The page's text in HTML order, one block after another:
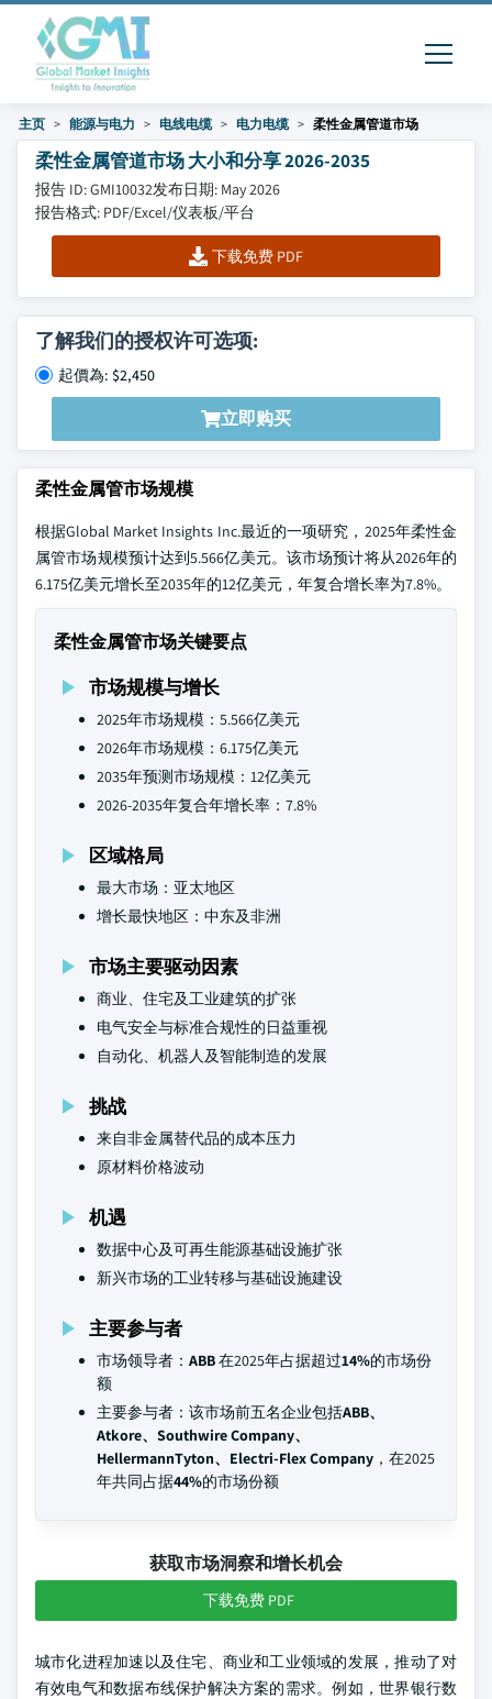
主页 能源与电力 电线电缆 电力电缆 柔性金属管道市场
柔性金属管道市场 大小和分享 2026-2035
报告 ID: GMI10032发布日期: May 2026
报告格式: PDF/Excel/仪表板/平台
下载免费 PDF
了解我们的授权许可选项:
起價為: $2,450
立即购买
柔性金属管市场规模
根据Global Market Insights Inc.最近的一项研究，2025年柔性金
属管市场规模预计达到5.566亿美元。该市场预计将从2026年的
6.175亿美元增长至2035年的12亿美元，年复合增长率为7.8%。
柔性金属管市场关键要点
市场规模与增长
2025年市场规模：5.566亿美元
2026年市场规模：6.175亿美元
2035年预测市场规模：12亿美元
2026-2035年复合年增长率：7.8%
区域格局
最大市场：亚太地区
增长最快地区：中东及非洲
市场主要驱动因素
商业、住宅及工业建筑的扩张
电气安全与标准合规性的日益重视
自动化、机器人及智能制造的发展
挑战
来自非金属替代品的成本压力
原材料价格波动
机遇
数据中心及可再生能源基础设施扩张
新兴市场的工业转移与基础设施建设
主要参与者
市场领导者： ABB在2025年占据超过14%的市场份
额
主要参与者：该市场前五名企业包括ABB、
Atkore、Southwire Company、
HellermannTyton、Electri‑Flex Company ，在2025
年共同占据44%的市场份额
获取市场洞察和增长机会
下载免费 PDF
城市化进程加速以及住宅、商业和工业领域的发展，推动了对
有效电气和数据布线保护解决方案的需求。例如，世界银行数